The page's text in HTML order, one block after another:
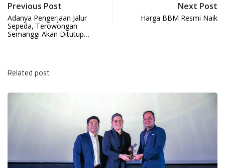
Previous Post
Adanya Pengerjaan Jalur
Sepeda, Terowongan
Semanggi Akan Ditutup…
Next Post
Harga BBM Resmi Naik
Related post